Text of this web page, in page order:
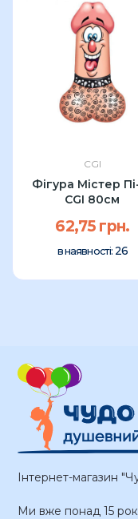
CGI
Фігура Містер
CGI 80см
62,75 грн.
в наявності: 26
Інтернет-магазин
Ми вже понад 15